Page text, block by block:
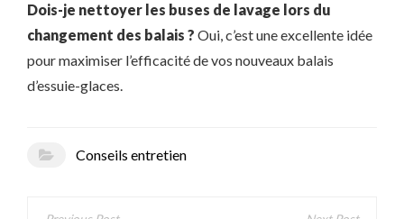
Dois-je nettoyer les buses de lavage lors du
changement des balais ? Oui, c’est une excellente idée
pour maximiser l’efficacité de vos nouveaux balais
d’essuie-glaces.
Conseils entretien
Navigation